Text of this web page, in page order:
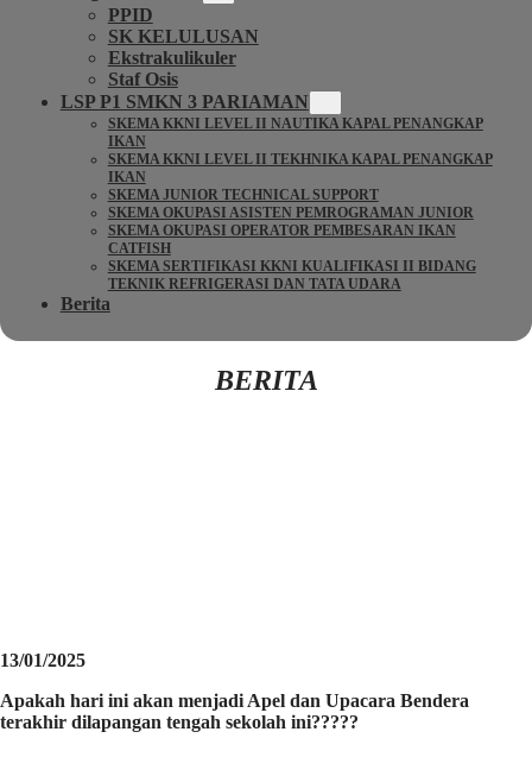
PPID
SK KELULUSAN
Ekstrakulikuler
Staf Osis
LSP P1 SMKN 3 PARIAMAN
SKEMA KKNI LEVEL II NAUTIKA KAPAL PENANGKAP
IKAN
SKEMA KKNI LEVEL II TEKHNIKA KAPAL PENANGKAP
IKAN
SKEMA JUNIOR TECHNICAL SUPPORT
SKEMA OKUPASI ASISTEN PEMROGRAMAN JUNIOR
SKEMA OKUPASI OPERATOR PEMBESARAN IKAN
CATFISH
SKEMA SERTIFIKASI KKNI KUALIFIKASI II BIDANG
TEKNIK REFRIGERASI DAN TATA UDARA
Berita
BERITA
13/01/2025
Apakah hari ini akan menjadi Apel dan Upacara Bendera
terakhir dilapangan tengah sekolah ini?????